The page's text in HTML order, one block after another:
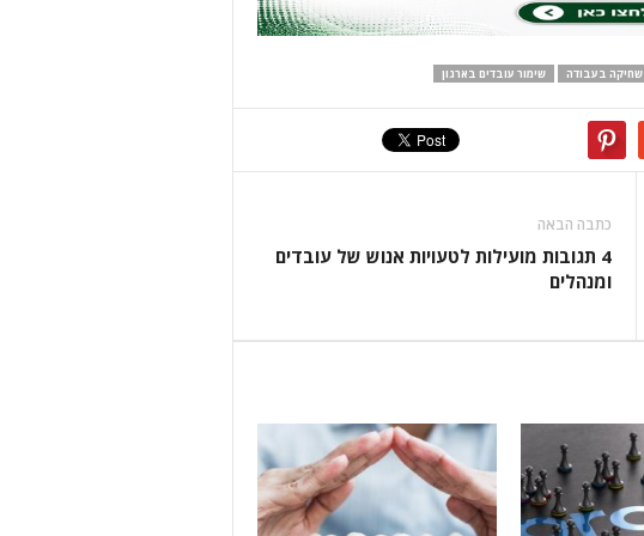
שחיקה בעבודה שימור עובדים בארגון
כתבה הבאה
4 תגובות מועילות לטעויות אנוש של עובדים
ומנהלים